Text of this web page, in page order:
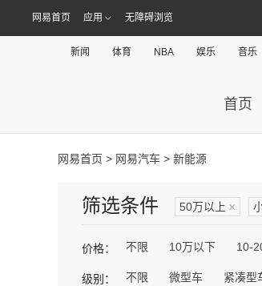
网易首页 应用 无障碍浏览
新闻 体育 NBA 娱乐 音乐
首页
网易首页 > 网易汽车 > 新能源
筛选条件 50万以上 ×
价格： 不限 10万以下 10-
级别： 不限 微型车 紧凑型